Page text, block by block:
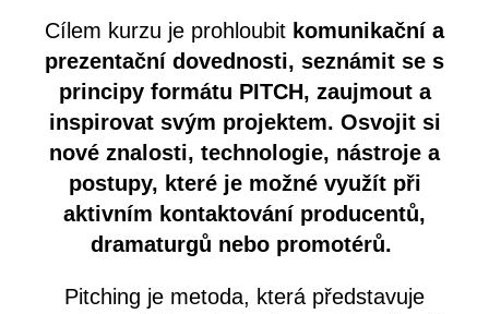
Cílem kurzu je prohloubit komunikační a
prezentační dovednosti, seznámit se s
principy formátu PITCH, zaujmout a
inspirovat svým projektem. Osvojit si
nové znalosti, technologie, nástroje a
postupy, které je možné využít při
aktivním kontaktování producentů,
dramaturgů nebo promotérů.
Pitching je metoda, která představuje